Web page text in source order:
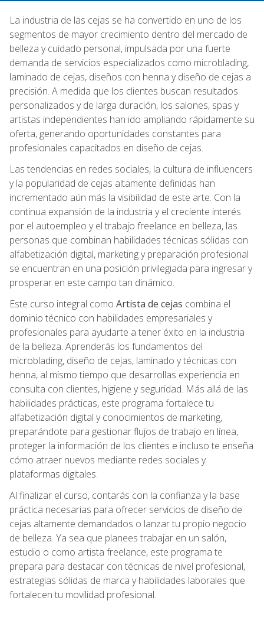
La industria de las cejas se ha convertido en uno de los
segmentos de mayor crecimiento dentro del mercado de
belleza y cuidado personal, impulsada por una fuerte
demanda de servicios especializados como microblading,
laminado de cejas, diseños con henna y diseño de cejas a
precisión. A medida que los clientes buscan resultados
personalizados y de larga duración, los salones, spas y
artistas independientes han ido ampliando rápidamente su
oferta, generando oportunidades constantes para
profesionales capacitados en diseño de cejas.
Las tendencias en redes sociales, la cultura de influencers
y la popularidad de cejas altamente definidas han
incrementado aún más la visibilidad de este arte. Con la
continua expansión de la industria y el creciente interés
por el autoempleo y el trabajo freelance en belleza, las
personas que combinan habilidades técnicas sólidas con
alfabetización digital, marketing y preparación profesional
se encuentran en una posición privilegiada para ingresar y
prosperar en este campo tan dinámico.
Este curso integral como Artista de cejas combina el
dominio técnico con habilidades empresariales y
profesionales para ayudarte a tener éxito en la industria
de la belleza. Aprenderás los fundamentos del
microblading, diseño de cejas, laminado y técnicas con
henna, al mismo tiempo que desarrollas experiencia en
consulta con clientes, higiene y seguridad. Más allá de las
habilidades prácticas, este programa fortalece tu
alfabetización digital y conocimientos de marketing,
preparándote para gestionar flujos de trabajo en línea,
proteger la información de los clientes e incluso te enseña
cómo atraer nuevos mediante redes sociales y
plataformas digitales.
Al finalizar el curso, contarás con la confianza y la base
práctica necesarias para ofrecer servicios de diseño de
cejas altamente demandados o lanzar tu propio negocio
de belleza. Ya sea que planees trabajar en un salón,
estudio o como artista freelance, este programa te
prepara para destacar con técnicas de nivel profesional,
estrategias sólidas de marca y habilidades laborales que
fortalecen tu movilidad profesional.